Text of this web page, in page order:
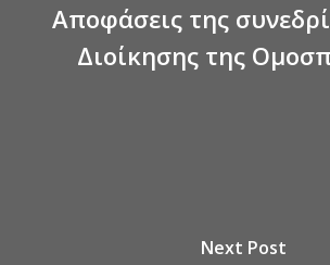
Αποφάσεις της
Διοίκησης της
Next Post